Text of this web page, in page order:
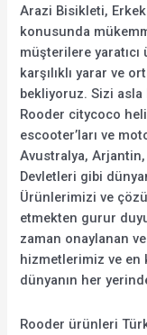
Arazi Bisikleti,
konusunda
müşterilere
karşılıklı yarar ve
bekliyoruz. Sizi asla
Rooder citycoco
escooter’ları ve
Avustralya,
Devletleri gibi
Ürünlerimizi ve
etmekten gurur
zaman onaylanan
hizmetlerimiz ve en
dünyanın her
Rooder ürünleri